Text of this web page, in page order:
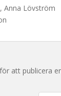
Anna Lövström
för att publicera